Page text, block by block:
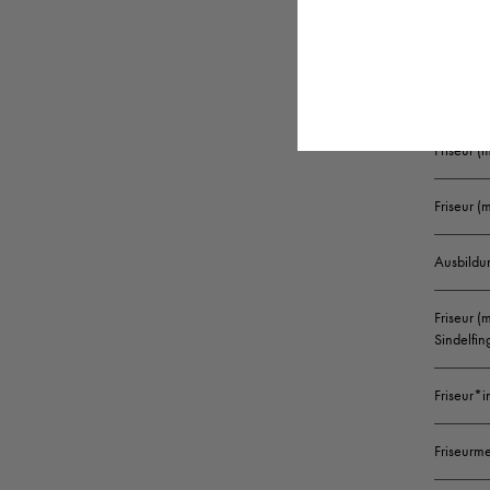
Friseur
Friseur
Friseur
Friseur